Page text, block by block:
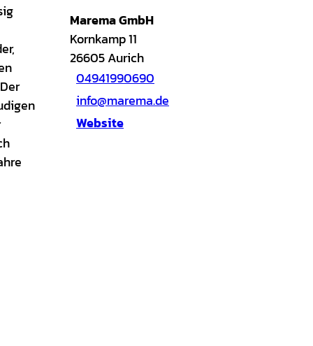
Marema GmbH
Kornkamp 11
26605Aurich
04941990690
info@marema.de
Website